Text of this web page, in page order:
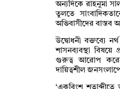
অন্যদিকে রাহনুমা
তুলতে
অভিবাসীদের বাস্তব
উদ্বোধনী বক্তব্যে
শাসনব্যবস্থা বিষয়ে
গুরুত্ব আরোপ করেন।
দায়িত্বশীল